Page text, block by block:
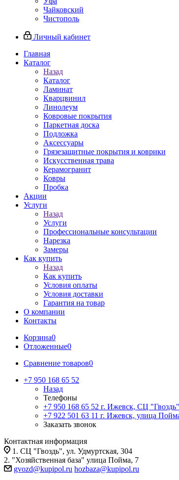
Чайковский
Чистополь
Личный кабинет
Главная
Каталог
Назад
Каталог
Ламинат
Кварцвинил
Линолеум
Ковровые покрытия
Паркетная доска
Подложка
Аксессуары
Грязезащитные покрытия и коврики
Искусственная трава
Керамогранит
Ковры
Пробка
Акции
Услуги
Назад
Услуги
Профессиональные консультации
Нарезка
Замеры
Как купить
Назад
Как купить
Условия оплаты
Условия доставки
Гарантия на товар
О компании
Контакты
Корзина0
Отложенные0
Сравнение товаров0
+7 950 168 65 52
Назад
Телефоны
+7 950 168 65 52 г. Ижевск, СЦ
+7 922 501 63 11 г. Ижевск, улица
Заказать звонок
Контактная информация
1. СЦ "Гвоздь", ул. Удмуртская, 304
2. "Хозяйственная база" улица Пойма, 7
gvozd@kupipol.ru hozbaza@kupipol.ru